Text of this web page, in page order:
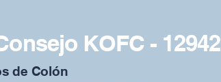
KOFC - 12942
de Colón